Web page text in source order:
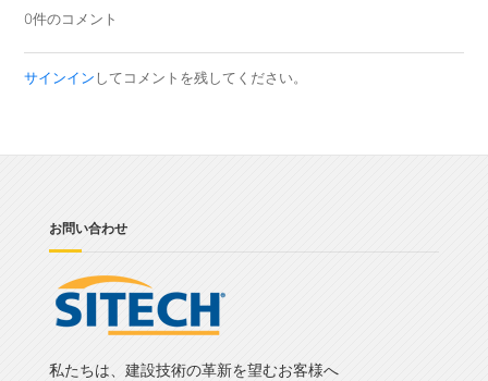
0件のコメント
サインインしてコメントを残してください。
お問い合わせ
私たちは、建設技術の革新を望むお客様へ